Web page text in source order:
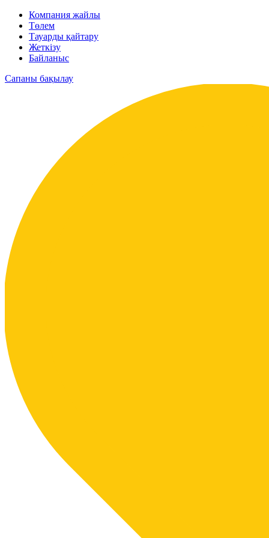
Компания жайлы
Төлем
Тауарды қайтару
Жеткізу
Байланыс
Сапаны бақылау